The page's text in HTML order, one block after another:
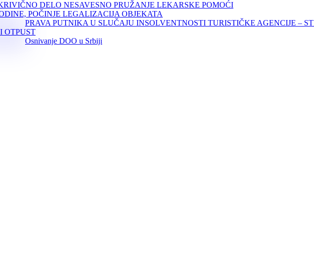
DELO NESAVESNO PRUŽANJE LEKARSKE POMOĆI
POČINJE LEGALIZACIJA OBJEKATA
PRAVA PUTNIKA U SLUČAJU INSOLVENTNOSTI TURISTIČKE AGENCIJE –
OTPUST
Osnivanje DOO u Srbiji